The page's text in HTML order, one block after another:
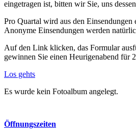
eingetragen ist, bitten wir Sie, uns
Pro Quartal wird aus den
Anonyme Einsendungen werden
Auf den Link klicken, das Formular
gewinnen Sie einen Heurigenabend für
Los gehts
Es wurde kein Fotoalbum angelegt.
Öffnungszeiten